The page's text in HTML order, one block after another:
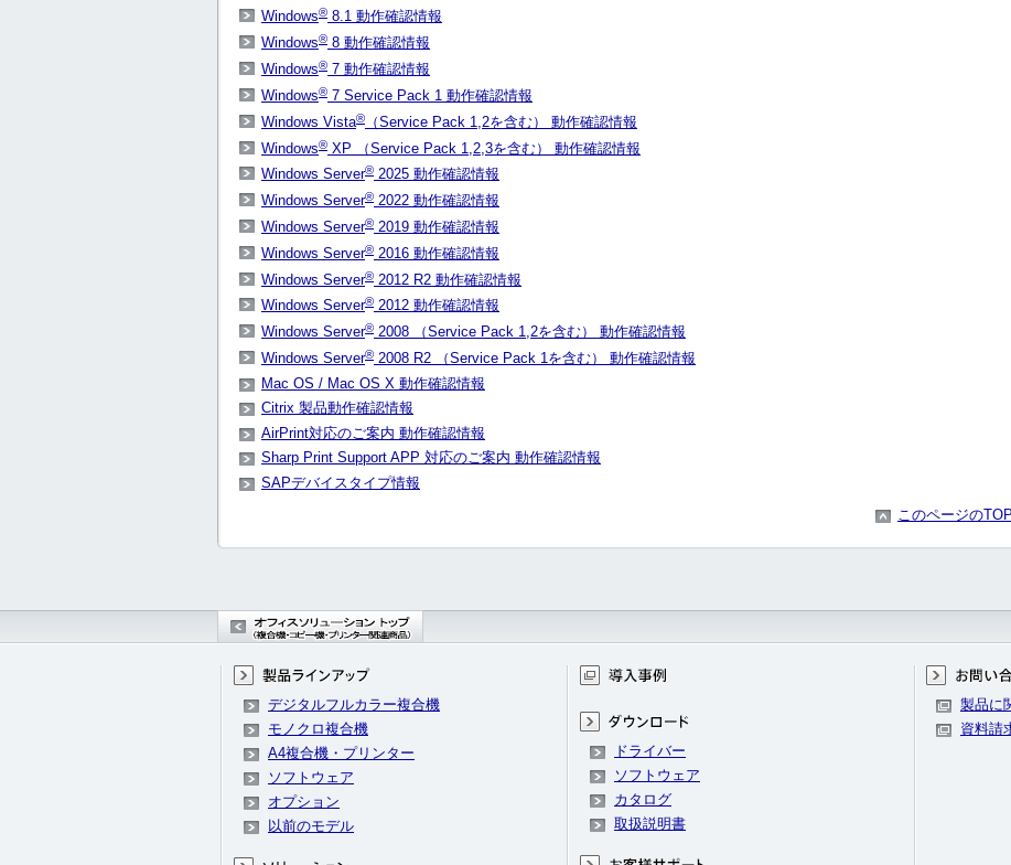
Windows® 8.1 動作確認情報
Windows® 8 動作確認情報
Windows® 7 動作確認情報
Windows® 7 Service Pack 1 動作確認情報
Windows Vista®
（Service Pack 1,2を含む） 動作確認情報
Windows® XP （Service Pack 1,2,3を含む） 動作確認情報
Windows Server® 2025 動作確認情報
Windows Server® 2022 動作確認情報
Windows Server® 2019 動作確認情報
Windows Server® 2016 動作確認情報
Windows Server® 2012 R2 動作確認情報
Windows Server® 2012 動作確認情報
Windows Server® 2008 （Service Pack 1,2を含む） 動作確認情報
Windows Server® 2008 R2 （Service Pack 1を含む） 動作確認情報
Mac OS / Mac OS X 動作確認情報
Citrix 製品動作確認情報
AirPrint対応のご案内 動作確認情報
Sharp Print Support APP 対応のご案内 動作確認情報
SAPデバイスタイプ情報
このページの
デジタルフルカラー複合機
モノクロ複合機
A4複合機・プリンター
ソフトウェア
オプション
以前のモデル
ドライバー
ソフトウェア
カタログ
取扱説明書
製品に
資料請